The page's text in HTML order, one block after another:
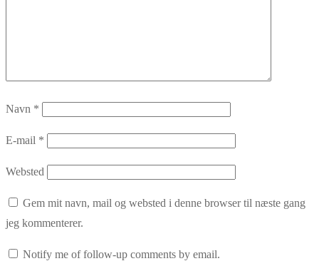
Navn *
E-mail *
Websted
Gem mit navn, mail og websted i denne browser til næste gang
jeg kommenterer.
Notify me of follow-up comments by email.